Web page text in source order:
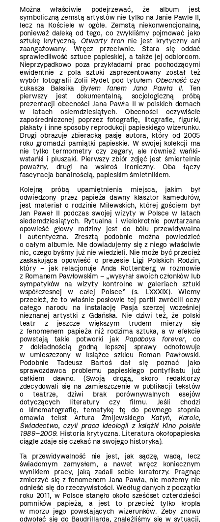
Można właściwie podejrzewać, że album jest
symboliczną zemstą artystów nie tylko na Janie Pawle II,
lecz na Kościele w ogóle. Zemstą niekonwencjonalną,
ponieważ daleką od tego, co zwykliśmy pojmować jako
sztukę krytyczną. Otwarty tronnie jest krytyczny ani
zaangażowany. Wręcz przeciwnie. Stara się oddać
sprawiedliwość sztuce papieskiej, a także jej odbiorcom.
Nieprzypadkowo poza przykładami prac pochodzącymi
ewidentnie z pola sztuki zaprezentowany został też
wybór fotografii Zofii Rydet pod tytułem Obecność czy
Łukasza Baksika Byłem fanem Jana Pawła II. Ten
pierwszy jest dokumentalną, socjologiczną próbą
prezentacji obecności Jana Pawła II w polskich domach
w latach osiemdziesiątych. Obecności oczywiście
zapośredniczonej poprzez fotografię, litografie, figurki,
plakaty i inne sposoby reprodukcji papieskiego wizerunku.
Drugi obrazuje zbieracką pasję autora, który od 2005
roku gromadzi pamiątki papieskie. W swojej kolekcji ma
nie tylko termometry czy zegary, ale również wańki-
wstańki i pluszaki. Pierwszy zbiór zdjęć jest śmiertelnie
poważny, drugi na wskroś ironiczny. Oba łączy
fascynacja banalnością, papieskim śmietnikiem.
Kolejną próbą upamiętnienia miejsca, jakim był
odwiedzony przez papieża dawny klasztor kamedułów,
jest materiał o rodzinie Milewskich, której gościem był
Jan Paweł II podczas swojej wizyty w Polsce w latach
siedemdziesiątych. Rytualna i wielokrotnie powtarzana
opowieść głowy rodziny jest do bólu przewidywalna
i autentyczna. Zresztą podobnie można powiedzieć
o całym albumie. Nie dowiadujemy się z niego właściwie
nic, czego byśmy już nie wiedzieli. Nie może być przecież
zaskakująca opowieść o prezesie Ligi Polskich Rodzin,
który – jak relacjonuje Anda Rottenberg w rozmowie
z Romanem Pawłowskim – „wysyłał swoich członków lub
sympatyków na wizyty kontrolne w galeriach sztuki
współczesnej w całej Polsce” (s. LXXXIX). Wiemy
przecież, że to właśnie posłowie tej partii zwrócili oczy
całego narodu na instalację Pasja szerzej wcześniej
nieznanej artystki z Gdańska. Nie dziwi też, że polski
teatr z jeszcze większym trudem mierzy się
z fenomenem papieża niż rodzima sztuka, a w efekcie
powstają takie potworki jak Papaboys forever, co
z dokładnością godną lepszej sprawy odnotowuje
w umieszczony w książce szkicu Roman Pawłowski.
Podobnie Tadeusz Bartoś dał się poznać jako
sprawozdawca problemu papieskiego pontyfikatu już
całkiem dawno. (Swoją drogą, skoro redaktorzy
zdecydowali się na zamieszczenie w publikacji tekstów
o teatrze, dziwi brak porównywalnych esejów
dotyczących literatury czy filmu. Jeśli chodzi
o kinematografię, tematykę tę do pewnego stopnia
omawia tekst Artura Żmijewskiego Katyń, Karole,
Świadectwo, czyli praca ideologii z książki Kino polskie
1989–2009. Historia krytyczna. Literatura okołopapieska
ciągle zdaje się czekać na swojego historyka).
Ta przewidywalność nie jest, jak sądzę, wadą, lecz
świadomym zamysłem, a nawet wręcz koniecznym
wynikiem pracy, jaką zadali sobie kuratorzy. Pragnąc
zmierzyć się z fenomenem Jana Pawła, nie możemy nie
odnieść się do rzeczywistości. Według danych z początku
roku 2011, w Polsce stanęło około sześćset czterdzieści
pomników papieża, a jest to przecież tylko kropla
w morzu jego powstających wizerunków. Żeby znowu
odwołać się do Baudrillarda, znaleźliśmy się w sytuacji,